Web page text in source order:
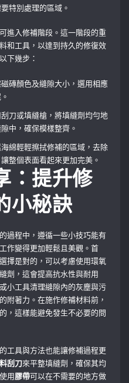
特別處理的區域。
進入修補階段。這一階段的重
和工具，以達到持久的修復效
下幾步：
磚顏色及縫隙大小，選用相應
刀或填縫槍，將填縫劑均勻地
中，確保模樣整齊。
綿輕輕擦拭修補的區域，去除
整個表面看起來更加完美。
：提升修
小秘訣
過程中，遵循一些小技巧能有
作變得更加輕鬆且美觀。首
擇是對的，可以考慮使用環氧
劑，這會提高抗水性與耐用
或小工具清理縫隙內的灰塵與污
附著力。在施作修補材料前，
，這樣能避免發生不必要的問
工具與方法也能讓修補過程更
刮刀來平整填縫劑，確保其均
用膠帶可以在不需要的地方做